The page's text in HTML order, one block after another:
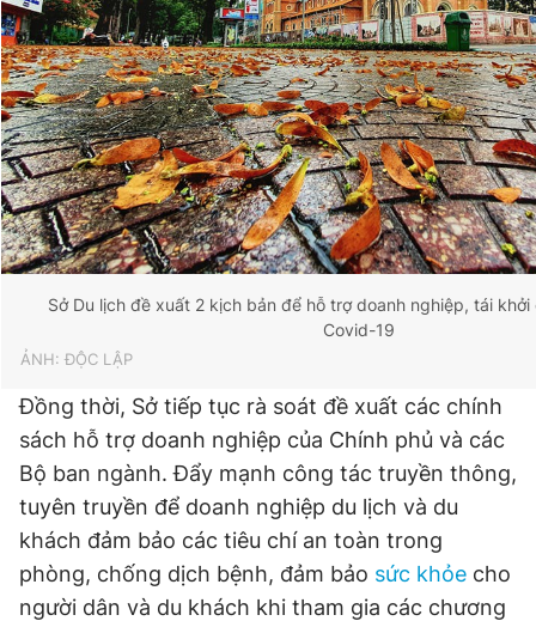
Sở Du lịch đề xuất 2 kịch bản để hỗ trợ doanh nghiệp, tái
Covid-19
ẢNH: ĐỘC LẬP
Đồng thời, Sở tiếp tục rà soát đề xuất các chính
sách hỗ trợ doanh nghiệp của Chính phủ và các
Bộ ban ngành. Đẩy mạnh công tác truyền thông,
tuyên truyền để doanh nghiệp du lịch và du
khách đảm bảo các tiêu chí an toàn trong
phòng, chống dịch bệnh, đảm bảo sức khỏe cho
người dân và du khách khi tham gia các chương